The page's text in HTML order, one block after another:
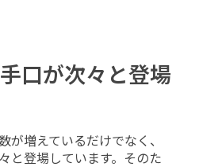
口が次々と登場
が増えているだけでなく、
と登場しています。そのた